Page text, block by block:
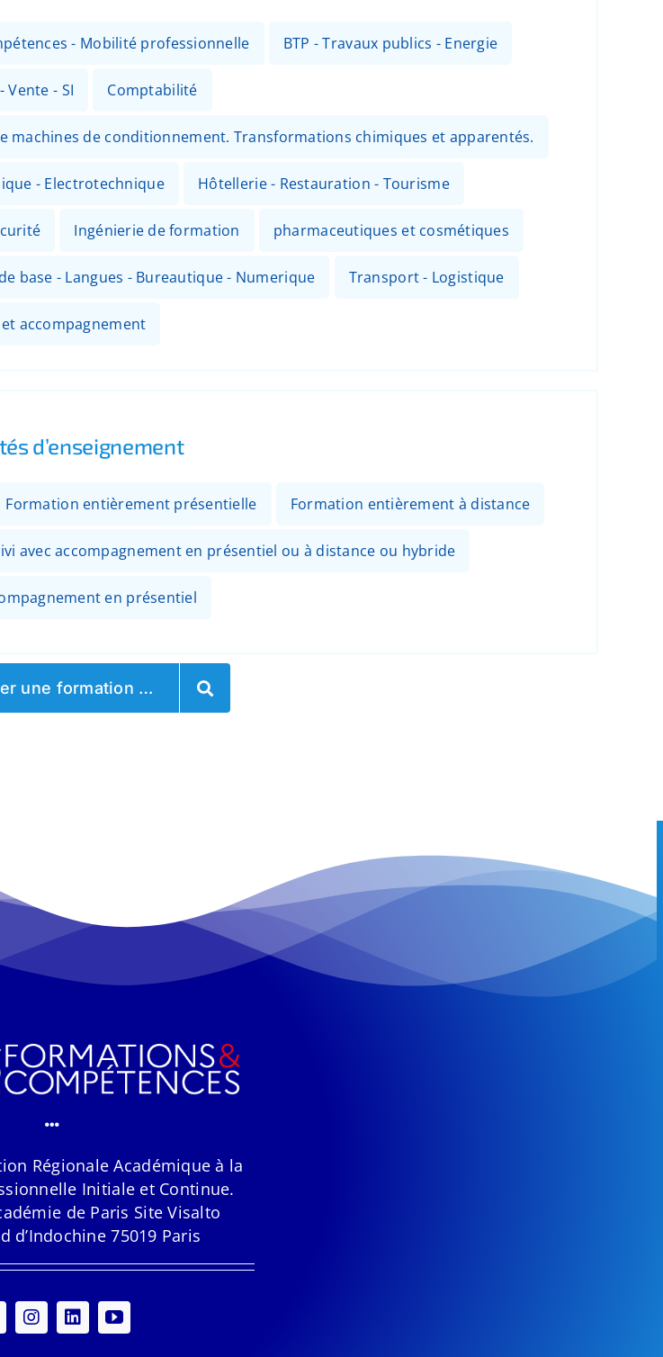
- Mobilité professionnelle BTP - Travaux publics - Energie
Vente - SI Comptabilité
de conditionnement. Transformations chimiques et apparentés.
- Electrotechnique Hôtellerie - Restauration - Tourisme
Ingénierie de formation pharmaceutiques et cosmétiques
base - Langues - Bureautique - Numerique Transport - Logistique
et accompagnement
d’enseignement
Formation entièrement présentielle Formation entièrement à distance
avec accompagnement en présentiel ou à distance ou hybride
en présentiel
une formation …
Régionale Académique à la
Initiale et Continue.
de Paris Site Visalto
d’Indochine 75019 Paris